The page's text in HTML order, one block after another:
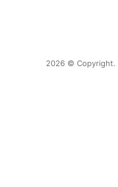
2026 © Copyright.